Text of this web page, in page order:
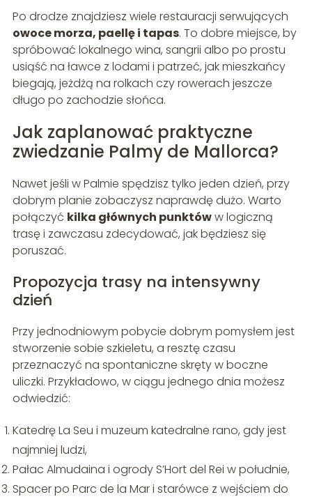
Po drodze znajdziesz wiele restauracji serwujących
owoce morza, paellę i tapas. To dobre miejsce, by
spróbować lokalnego wina, sangrii albo po prostu
usiąść na ławce z lodami i patrzeć, jak mieszkańcy
biegają, jeżdżą na rolkach czy rowerach jeszcze
długo po zachodzie słońca.
Jak zaplanować praktyczne
zwiedzanie Palmy de Mallorca?
Nawet jeśli w Palmie spędzisz tylko jeden dzień, przy
dobrym planie zobaczysz naprawdę dużo. Warto
połączyć kilka głównych punktóww logiczną
trasę i zawczasu zdecydować, jak będziesz się
poruszać.
Propozycja trasy na intensywny
dzień
Przy jednodniowym pobycie dobrym pomysłem jest
stworzenie sobie szkieletu, a resztę czasu
przeznaczyć na spontaniczne skręty w boczne
uliczki. Przykładowo, w ciągu jednego dnia możesz
odwiedzić:
Katedrę La Seu i muzeum katedralne rano, gdy jest
najmniej ludzi,
Pałac Almudaina i ogrody S’Hort del Rei w południe,
Spacer po Parc de la Mar i starówce z wejściem do